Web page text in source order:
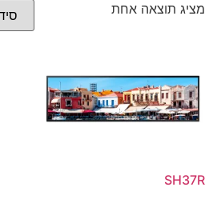
מציג תוצאה אחת
SH37R